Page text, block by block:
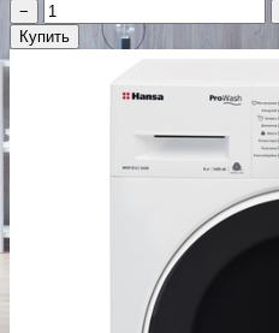
−
Купить